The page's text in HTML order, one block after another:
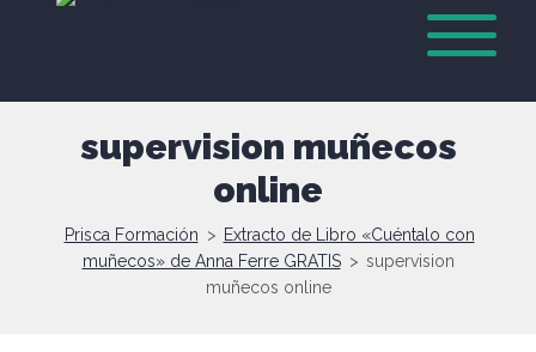
supervision muñecos
online
Prisca Formación > Extracto de Libro «Cuéntalo con
muñecos» de Anna Ferre GRATIS > supervision
muñecos online